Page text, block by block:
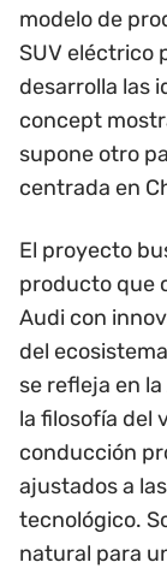
modelo de
SUV eléctrico
desarrolla las
concept
supone otro
centrada en
El proyecto
producto que
Audi con
del
se refleja en
la filosofía del
conducción
ajustados a
tecnológico.
natural para